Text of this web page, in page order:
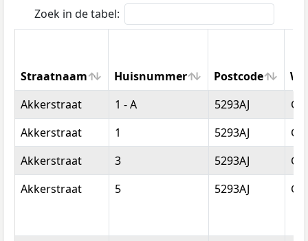
Zoek in de tabel:
Straatnaam Huisnummer Postcode
Straatnaam
Huisnummer Postcode
Akkerstraat 1 - A 5293AJ
Akkerstraat
1 5293AJ
Akkerstraat
3 5293AJ
Akkerstraat
5 5293AJ